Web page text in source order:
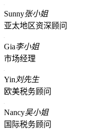
Sunny张小姐
亚太地区资深顾问
Gia李小姐
市场经理
Yin 刘先生
欧美税务顾问
Nancy吴小姐
国际税务顾问